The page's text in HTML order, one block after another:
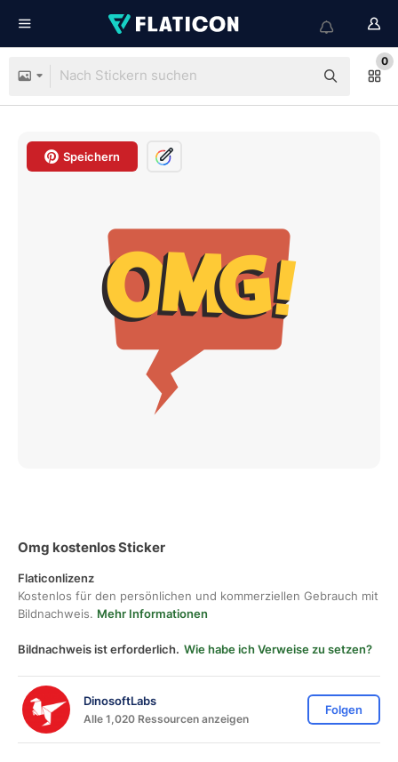
0
Speichern
Omg kostenlos Sticker
Flaticonlizenz
Kostenlos für den persönlichen und kommerziellen Gebrauch mit
Bildnachweis. Mehr Informationen
Bildnachweis ist erforderlich. Wie habe ich Verweise zu setzen?
DinosoftLabs
Alle 1,020 Ressourcen anzeigen
Folgen